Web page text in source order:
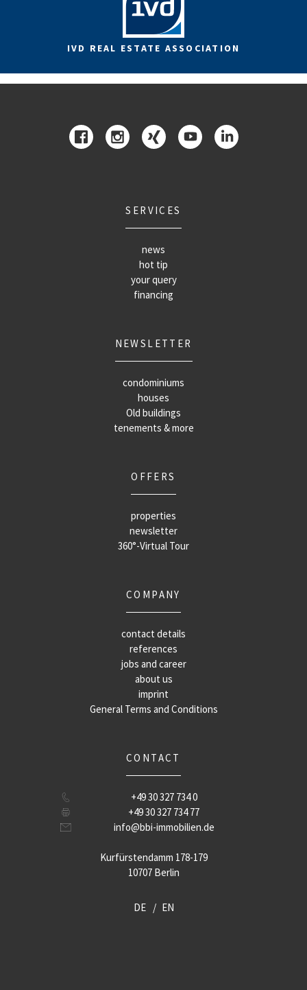
IVD REAL ESTATE ASSOCIATION
SERVICES
news
hot tip
your query
financing
NEWSLETTER
condominiums
houses
Old buildings
tenements & more
OFFERS
properties
newsletter
360°-Virtual Tour
COMPANY
contact details
references
jobs and career
about us
imprint
General Terms and Conditions
CONTACT
+49 30 327 734 0
+49 30 327 734 77
info@bbi-immobilien.de
Kurfürstendamm 178-179
10707 Berlin
DE EN